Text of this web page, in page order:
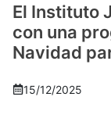
El Instituto
con una
Navidad
15/12/2025